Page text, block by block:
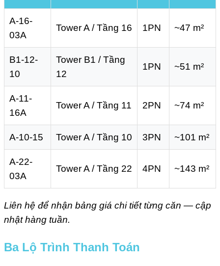
A-16-
03A
Tower A / Tầng 16 1PN ~47 m²
B1-12-
10
Tower B1 / Tầng
12
1PN ~51 m²
A-11-
16A
Tower A / Tầng 11 2PN ~74 m²
A-10-15 Tower A / Tầng 10 3PN ~101 m²
A-22-
03A
Tower A / Tầng 22 4PN ~143 m²
Liên hệ để nhận bảng giá chi tiết từng căn — cập
nhật hàng tuần.
Ba Lộ Trình Thanh Toán